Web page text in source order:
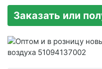
Заказать или